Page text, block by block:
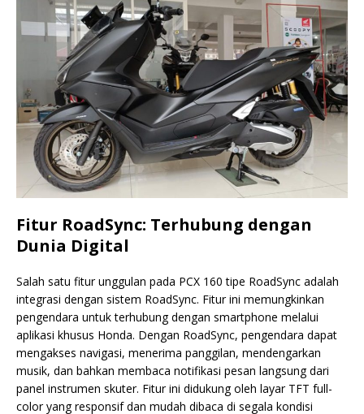
Fitur RoadSync: Terhubung dengan
Dunia Digital
Salah satu fitur unggulan pada PCX 160 tipe RoadSync adalah
integrasi dengan sistem RoadSync. Fitur ini memungkinkan
pengendara untuk terhubung dengan smartphone melalui
aplikasi khusus Honda. Dengan RoadSync, pengendara dapat
mengakses navigasi, menerima panggilan, mendengarkan
musik, dan bahkan membaca notifikasi pesan langsung dari
panel instrumen skuter. Fitur ini didukung oleh layar TFT full-
color yang responsif dan mudah dibaca di segala kondisi